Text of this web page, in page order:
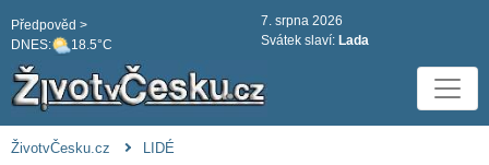
DNES: 18.5°C
Předpověd >
7. srpna 2026
Svátek slaví: Lada
ŽivotvČesku.cz LIDÉ